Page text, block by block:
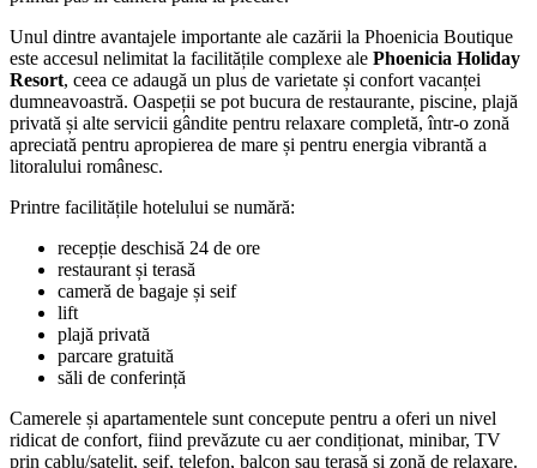
Unul dintre avantajele importante ale cazării la Phoenicia Boutique
este accesul nelimitat la facilitățile complexe ale Phoenicia Holiday
Resort, ceea ce adaugă un plus de varietate și confort vacanței
dumneavoastră. Oaspeții se pot bucura de restaurante, piscine, plajă
privată și alte servicii gândite pentru relaxare completă, într-o zonă
apreciată pentru apropierea de mare și pentru energia vibrantă a
litoralului românesc.
Printre facilitățile hotelului se numără:
recepție deschisă 24 de ore
restaurant și terasă
cameră de bagaje și seif
lift
plajă privată
parcare gratuită
săli de conferință
Camerele și apartamentele sunt concepute pentru a oferi un nivel
ridicat de confort, fiind prevăzute cu aer condiționat, minibar, TV
prin cablu/satelit, seif, telefon, balcon sau terasă și zonă de relaxare.